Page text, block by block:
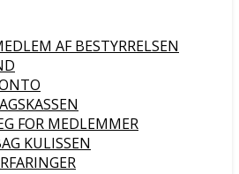
AF BESTYRRELSEN
FOR MEDLEMMER
KULISSEN